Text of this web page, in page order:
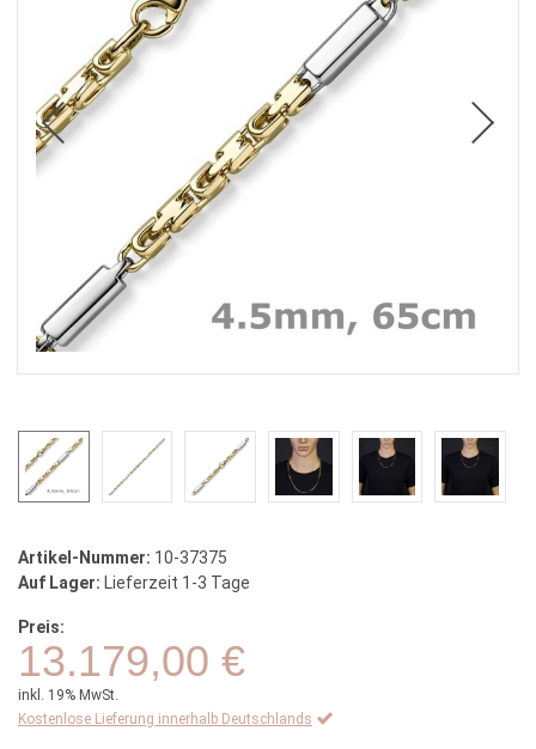
Artikel-Nummer: 10-37375
Auf Lager: Lieferzeit 1-3 Tage
Preis:
13.179,00 €
inkl. 19% MwSt.
Kostenlose Lieferung innerhalb Deutschlands